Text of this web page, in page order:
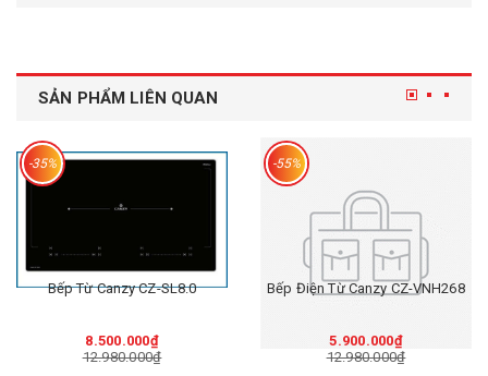
SẢN PHẨM LIÊN QUAN
-35%
Bếp Từ Canzy CZ-SL8.0
8.500.000₫
12.980.000₫
-55%
Bếp Điện Từ Canzy CZ-VNH268
5.900.000₫
12.980.000₫